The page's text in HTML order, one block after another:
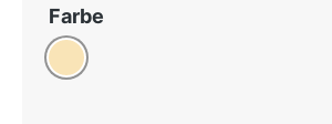
Farbe
Beige